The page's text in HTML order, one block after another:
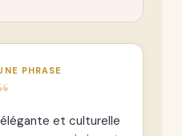
PHRASE
et culturelle